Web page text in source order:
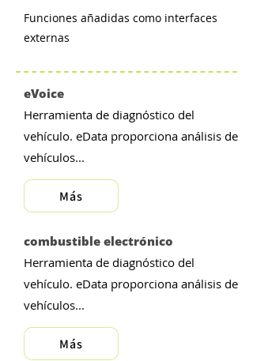
Funciones añadidas como interfaces
externas
eVoice
Herramienta de diagnóstico del
vehículo. eData proporciona análisis de
vehículos...
Más
combustible electrónico
Herramienta de diagnóstico del
vehículo. eData proporciona análisis de
vehículos...
Más